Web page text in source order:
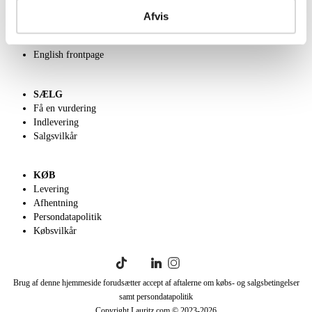
Afvis
English frontpage
SÆLG
Få en vurdering
Indlevering
Salgsvilkår
KØB
Levering
Afhentning
Persondatapolitik
Købsvilkår
Brug af denne hjemmeside forudsætter accept af aftalerne om købs- og salgsbetingelser
samt persondatapolitik